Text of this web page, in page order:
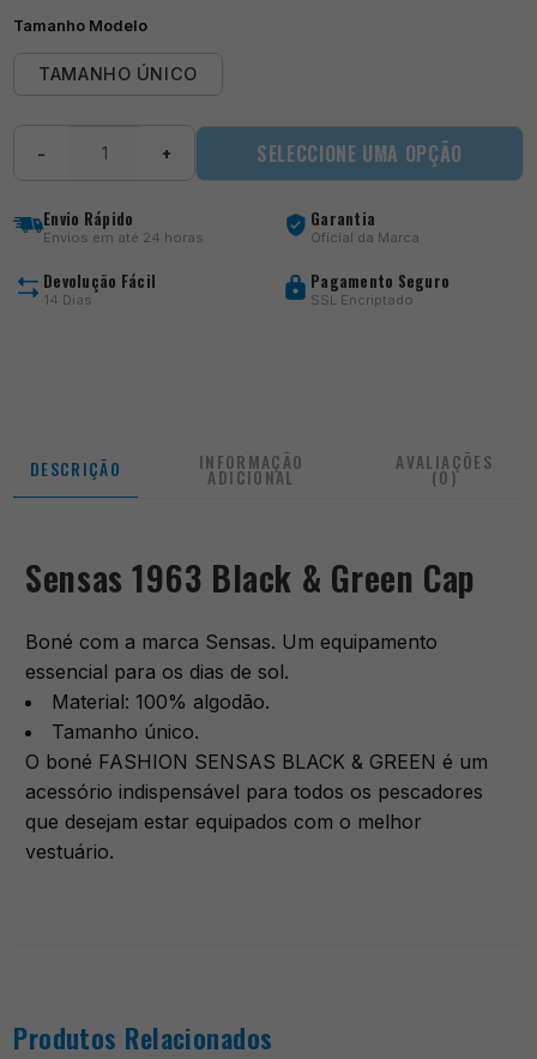
Tamanho Modelo
TAMANHO ÚNICO
&
Green
− + SELECCIONE UMA OPÇÃO
Envio Rápido
Envios em até 24 horas
Garantia
Oficial da Marca
Devolução Fácil
14 Dias
Pagamento Seguro
SSL Encriptado
DESCRIÇÃO INFORMAÇÃO
ADICIONAL
AVALIAÇÕES
(0)
Sensas 1963 Black & Green Cap
Boné com a marca Sensas. Um equipamento
essencial para os dias de sol.
Material: 100% algodão.
Tamanho único.
O boné FASHION SENSAS BLACK & GREEN é um
acessório indispensável para todos os pescadores
que desejam estar equipados com o melhor
vestuário.
Produtos Relacionados